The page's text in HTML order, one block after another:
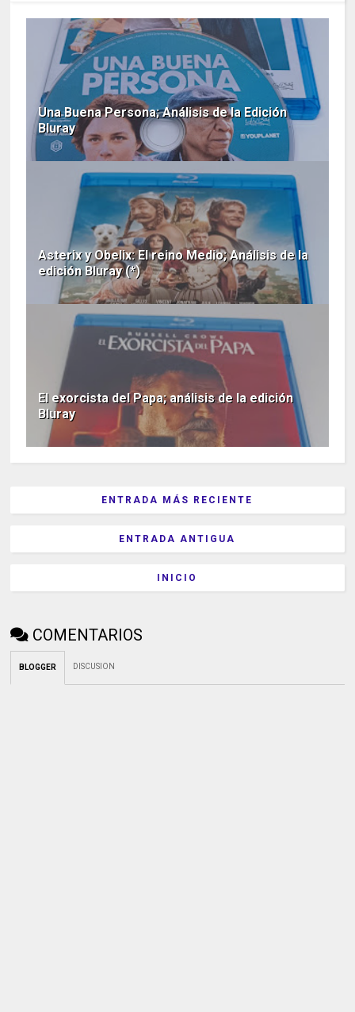
Una Buena Persona; Análisis de la Edición
Bluray
Asterix y Obelix: El reino Medio; Análisis de la
edición Bluray (*)
El exorcista del Papa; análisis de la edición
Bluray
ENTRADA MÁS RECIENTE
ENTRADA ANTIGUA
INICIO
COMENTARIOS
BLOGGER DISCUSION